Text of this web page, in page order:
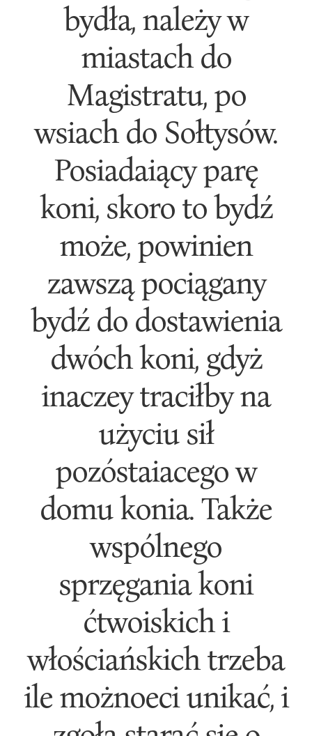
bydła, należy w
miastach do
Magistratu, po
wsiach do Sołtysów.
Posiadaiący parę
koni, skoro to bydź
może, powinien
zawszą pociągany
bydź do dostawienia
dwóch koni, gdyż
inaczey traciłby na
użyciu sił
pozóstaiacego w
domu konia. Także
wspólnego
sprzęgania koni
ćtwoiskich i
włościańskich trzeba
ile możnoeci unikać, i